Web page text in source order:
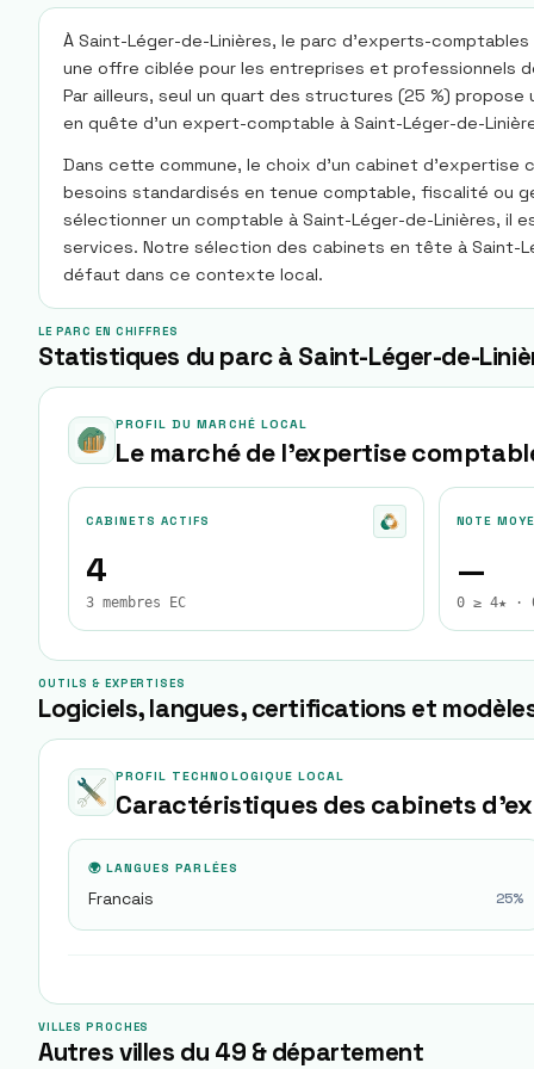
À Saint-Léger-de-Linières, le parc d'experts-
une offre ciblée pour les entreprises et professionnels
Par ailleurs, seul un quart des structures (25 %)
en quête d'un expert-comptable à Saint-Léger-de-
Dans cette commune, le choix d'un cabinet d'expertise
besoins standardisés en tenue comptable, fiscalité ou
sélectionner un comptable à Saint-Léger-de-Linières, il
services. Notre sélection des cabinets en tête à Saint-
défaut dans ce contexte local.
LE PARC EN CHIFFRES
Statistiques du parc à Saint-Léger-de-
PROFIL DU MARCHÉ LOCAL
Le marché de l'expertise
CABINETS ACTIFS
4
3 membres EC
NOTE
—
0 ≥ 4★ ·
OUTILS & EXPERTISES
Logiciels, langues, certifications et
PROFIL TECHNOLOGIQUE LOCAL
Caractéristiques des cabinets
🌍 LANGUES PARLÉES
Francais 25%
VILLES PROCHES
Autres villes du 49 & département